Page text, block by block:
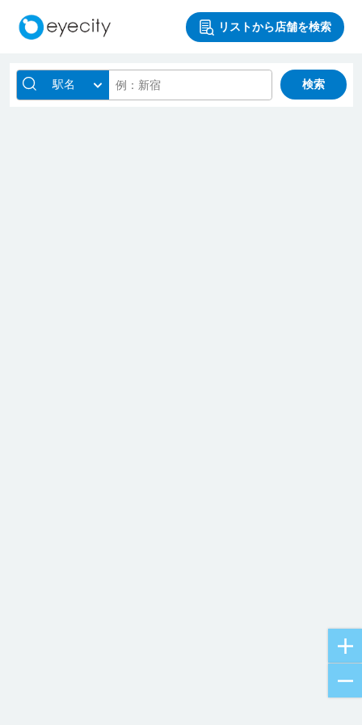
リストから店舗を検索
駅名 検索